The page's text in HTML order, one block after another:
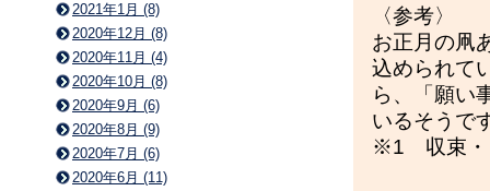
〈参考〉
お正月の凧
込められて
ら、「願い
いるそうで
※1 収束・
2021年1月 (8)
2020年12月 (8)
2020年11月 (4)
2020年10月 (8)
2020年9月 (6)
2020年8月 (9)
2020年7月 (6)
2020年6月 (11)